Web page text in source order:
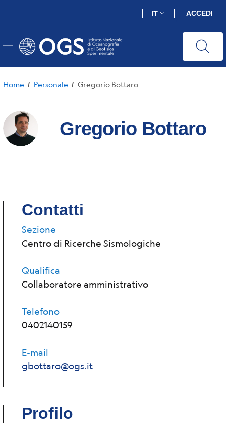
principale
IT ACCEDI
Home / Personale / Gregorio Bottaro
Gregorio Bottaro
Contatti
Sezione
Centro di Ricerche Sismologiche
Qualifica
Collaboratore amministrativo
Telefono
0402140159
E-mail
gbottaro@ogs.it
Profilo